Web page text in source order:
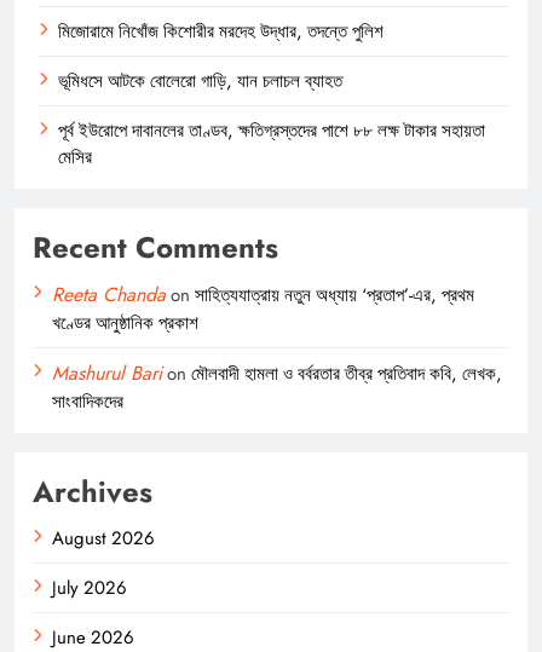
মিজোরামে নিখোঁজ কিশোরীর মরদেহ উদ্ধার, তদন্তে পুলিশ
ভূমিধসে আটকে বোলেরো গাড়ি, যান চলাচল ব্যাহত
পূর্ব ইউরোপে দাবানলের তাণ্ডব, ক্ষতিগ্রস্তদের পাশে ৮৮ লক্ষ টাকার সহায়তা
মেসির
Recent Comments
Reeta Chandaon সাহিত্যযাত্রায় নতুন অধ্যায় ‘প্রতাপ’-এর, প্রথম
খণ্ডের আনুষ্ঠানিক প্রকাশ
Mashurul Barion মৌলবাদী হামলা ও বর্বরতার তীব্র প্রতিবাদ কবি, লেখক,
সাংবাদিকদের
Archives
August 2026
July 2026
June 2026